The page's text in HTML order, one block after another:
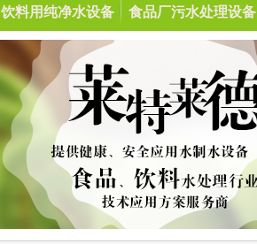
饮料用纯净水设备 食品厂污水处理设备